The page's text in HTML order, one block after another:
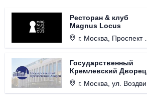
Ресторан & клуб
Magnus Locus
г. Москва, Проспект Мира, д. 12, стр. 9.
Государственный
Кремлевский Дворец
г. Москва, ул. Воздвиженка, д. 1, Кремль.